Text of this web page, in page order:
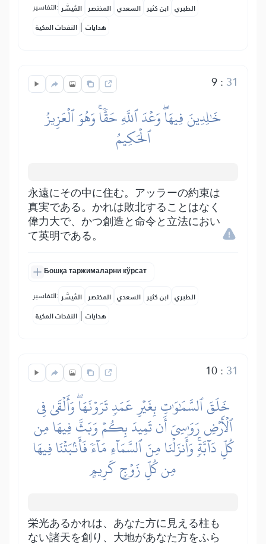
التفاسير: المُيسَّر المختصر السعدي ابن كثير الطبري
النفحات المكية | هدايات
9: 31
خَٰلِدِينَ فِيهَاۖ وَعۡدَ ٱللَّهِ حَقّٗاۚ وَهُوَ ٱلۡعَزِيزُ
ٱلۡحَكِيمُ
永遠にその中に住む。アッラーの約束は
真実である。かれは敗北することはなく
偉力大で、かつ創造と命令と立法におい
て英明である。
Бошқа таржималарни кўрсат
التفاسير: المُيسَّر المختصر السعدي ابن كثير الطبري
النفحات المكية | هدايات
10: 31
خَلَقَ ٱلسَّمَٰوَٰتِ بِغَيۡرِ عَمَدٖ تَرَوۡنَهَاۖ وَأَلۡقَىٰ فِي
ٱلۡأَرۡضِ رَوَٰسِيَ أَن تَمِيدَ بِكُمۡ وَبَثَّ فِيهَا مِن
كُلِّ دَآبَّةٖۚ وَأَنزَلۡنَا مِنَ ٱلسَّمَآءِ مَآءٗ فَأَنۢبَتۡنَا فِيهَا
مِن كُلِّ زَوۡجٖ كَرِيمٍ
栄光あるかれは、あなた方に見える柱も
ない諸天を創り、大地があなた方をふら